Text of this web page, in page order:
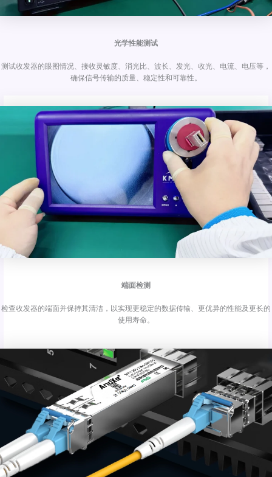
光学性能测试
测试收发器的眼图情况、接收灵敏度、消光比、波长、发光、收光、电流、电压等，
确保信号传输的质量、稳定性和可靠性。
端面检测
检查收发器的端面并保持其清洁，以实现更稳定的数据传输、更优异的性能及更长的
使用寿命。